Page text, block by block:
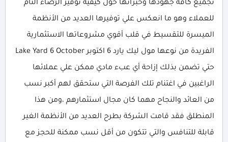
تجميع كافة جهودها وخبراتها حول كيفية توفير الرضاء التام
للعملاء وهو ما انعكس علي توفيرها العديد من الأنظمة
الميسرة للتقسيط في قلب أقوي مشروعاتها الاستثمارية
الفريدة من نوعها مول ليك يارد 6 اكتوبر Lake Yard 6 October
حتي تضمن بذلك إزاحة أي عبء مادي ممكن علي عملائها
الراغبين في اغتنام تلك الفرصة التي ستحقق لهم أكبر نسب
من العائد والنجاح مهما كان مجال استثمارهم ،ومن هذا
المنطلق فقد قامت الشركة بطرح العديد من الأنظمة الغير
قابلة للتنافس والتي تتكون من أقل نسب ممكنة للحجز مع